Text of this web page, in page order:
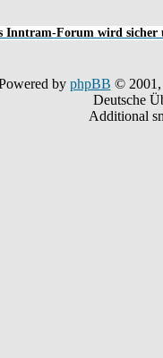
Inntram-Forum wird sicher
by phpBB © 2001,
Deutsche
Additional